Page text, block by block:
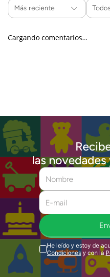
Más reciente Todos
Cargando comentarios…
las
He leído y estoy de
Condiciones y con la